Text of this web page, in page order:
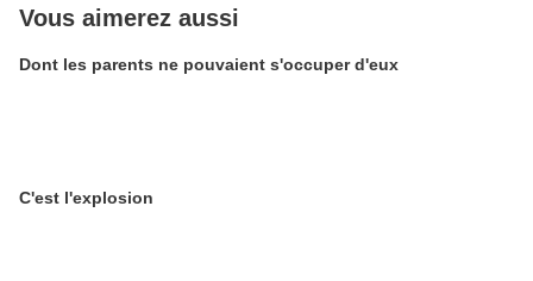
Vous aimerez aussi
Dont les parents ne pouvaient s'occuper d'eux
C'est l'explosion